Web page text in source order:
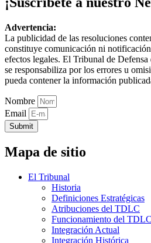
Advertencia:
La publicidad de las resoluciones
constituye comunicación ni
efectos legales. El Tribunal de
se responsabiliza por los errores u
pueda contener la información
Nombre
Email
Submit
Mapa de sitio
El Tribunal
Historia
Definiciones Estratégicas
Atribuciones del TDLC
Funcionamiento del TDLC
Integración Actual
Integración Histórica